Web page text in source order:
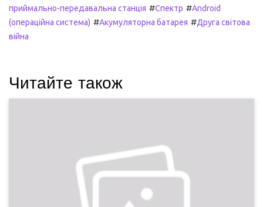
приймально-передавальна станція #Спектр #Android
(операційна система) #Акумуляторна батарея #Друга світова
війна
Читайте також